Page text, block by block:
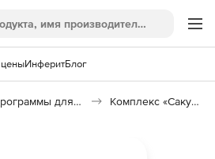
ИнферитБлог
Программы для защиты информации Комплекс «Сакура»